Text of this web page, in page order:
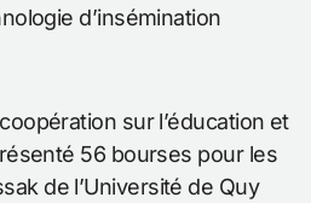
d’insémination
sur l’éducation et
56 bourses pour les
de l’Université de Quy